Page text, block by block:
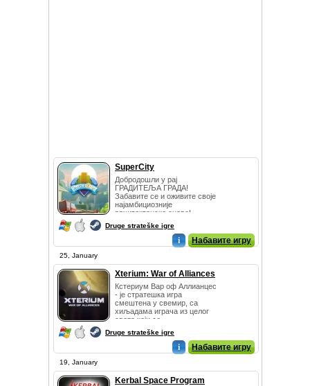
SuperCity
Добродошли у рај
ГРАДИТЕЉА ГРАДА!
Забавите се и оживите своје
најамбициозније
архитектонске снове!
Изградит...
Druge strateške igre
i Набавите игру
25, January
Xterium: War of Alliances
Кстериум Вар оф Аллианцес
- је стратешка игра
смештена у свемир, са
хиљадама играча из целог
света који се ...
Druge strateške igre
i Набавите игру
19, January
Kerbal Space Program